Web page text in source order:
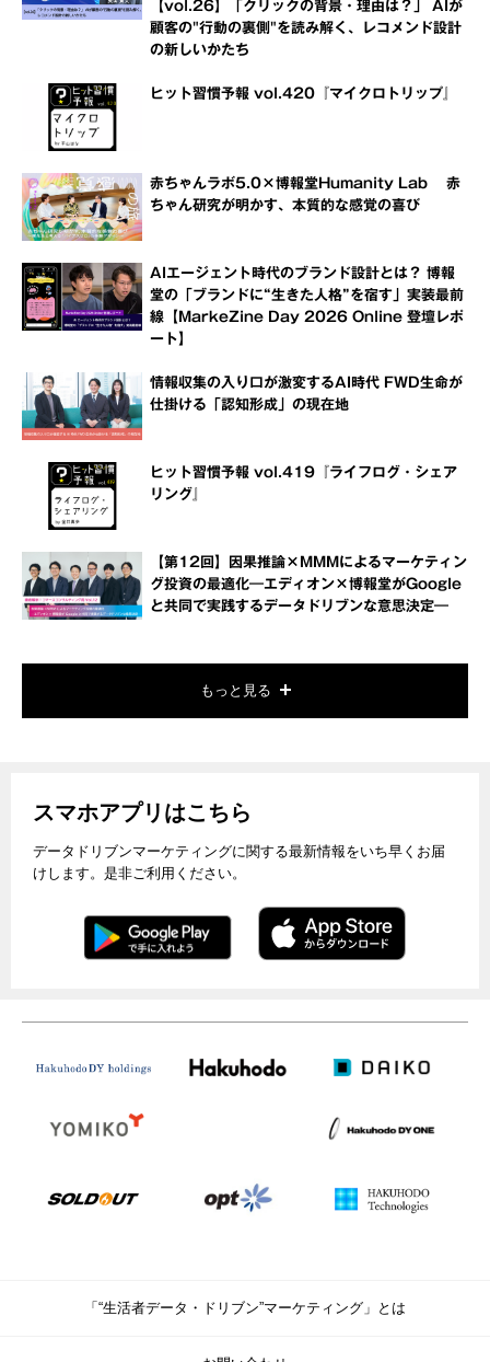
【vol.26】「クリックの背景・理由は？」 AIが
顧客の"行動の裏側"を読み解く、レコメンド設計
の新しいかたち
ヒット習慣予報 vol.420『マイクロトリップ』
赤ちゃんラボ5.0×博報堂Humanity Lab 赤
ちゃん研究が明かす、本質的な感覚の喜び
AIエージェント時代のブランド設計とは？ 博報
堂の「ブランドに“生きた人格”を宿す」実装最前
線【MarkeZine Day 2026 Online 登壇レポ
ート】
情報収集の入り口が激変するAI時代 FWD生命が
仕掛ける「認知形成」の現在地
ヒット習慣予報 vol.419『ライフログ・シェア
リング』
【第12回】因果推論×MMMによるマーケティン
グ投資の最適化―エディオン×博報堂がGoogle
と共同で実践するデータドリブンな意思決定―
もっと見る
スマホアプリはこちら
データドリブンマーケティングに関する最新情報をいち早くお届
けします。是非ご利用ください。
「“生活者データ・ドリブン”マーケティング」とは